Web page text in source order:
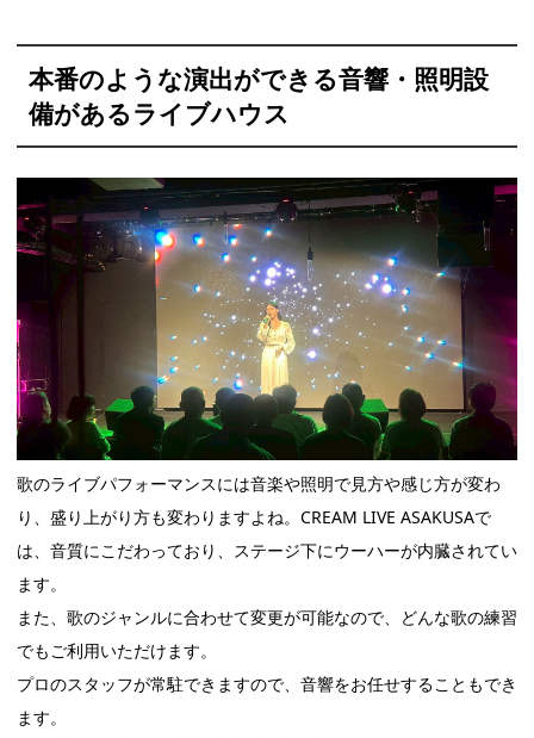
本番のような演出ができる音響・照明設
備があるライブハウス
歌のライブパフォーマンスには音楽や照明で見方や感じ方が変わ
り、盛り上がり方も変わりますよね。CREAM LIVE ASAKUSAで
は、音質にこだわっており、ステージ下にウーハーが内臓されてい
ます。
また、歌のジャンルに合わせて変更が可能なので、どんな歌の練習
でもご利用いただけます。
プロのスタッフが常駐できますので、音響をお任せすることもでき
ます。